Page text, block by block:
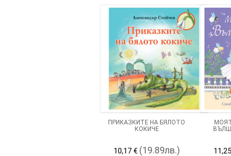
ПРИКАЗКИТЕ НА БЯЛОТО
КОКИЧЕ
10,17 € (19.89лв.)